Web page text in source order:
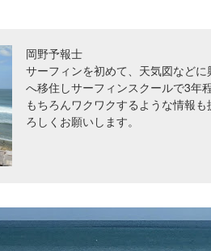
岡野予報士
サーフィンを初めて、天気図など
へ移住しサーフィンスクールで3年
もちろんワクワクするような情報
ろしくお願いします。